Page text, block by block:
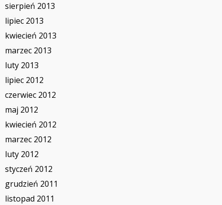
sierpień 2013
lipiec 2013
kwiecień 2013
marzec 2013
luty 2013
lipiec 2012
czerwiec 2012
maj 2012
kwiecień 2012
marzec 2012
luty 2012
styczeń 2012
grudzień 2011
listopad 2011